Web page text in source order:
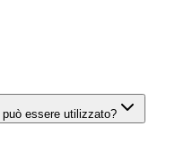
essere utilizzato?